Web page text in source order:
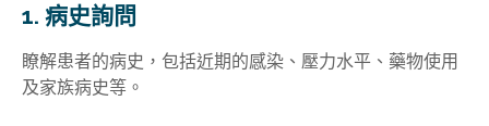
1. 病史詢問
瞭解患者的病史，包括近期的感染、壓力水平、藥物使用
及家族病史等。